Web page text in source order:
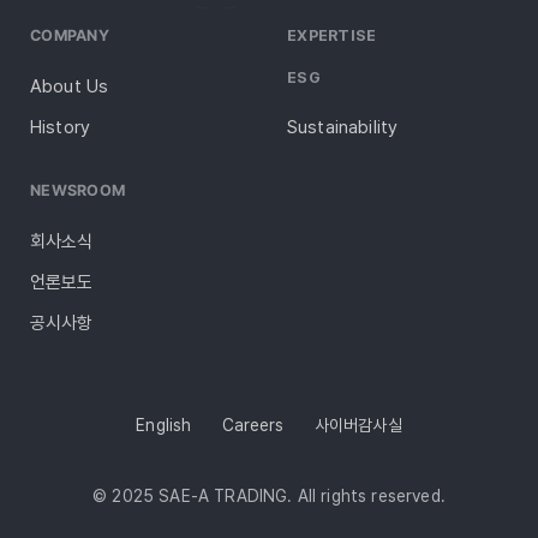
COMPANY
About Us
History
EXPERTISE
ESG
Sustainability
NEWSROOM
회사소식
언론보도
공시사항
English Careers 사이버감사실
© 2025 SAE-A TRADING. All rights reserved.